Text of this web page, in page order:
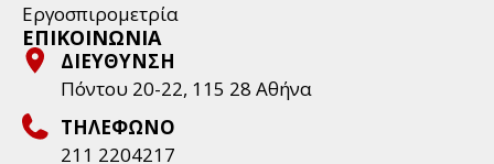
Εργοσπιρομετρία
ΕΠΙΚΟΙΝΩΝΙΑ
ΔΙΕΥΘΥΝΣΗ
Πόντου 20-22, 115 28 Aθήνα
ΤΗΛΕΦΩΝΟ
211 2204217